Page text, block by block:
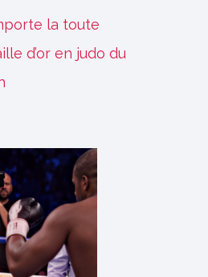
la toute
d’or en judo du